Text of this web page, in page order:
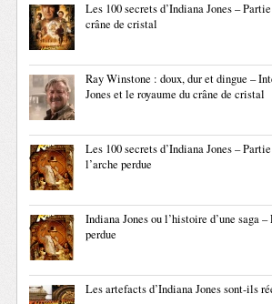
Les 100 secrets d’Indiana Jones –
crâne de cristal
Ray Winstone : doux, dur et dingue –
Jones et le royaume du crâne de cristal
Les 100 secrets d’Indiana Jones –
l’arche perdue
Indiana Jones ou l’histoire d’une saga –
perdue
Les artefacts d’Indiana Jones sont-ils